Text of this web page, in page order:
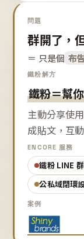
問題
群開了，
＝ 只是個 布
鐵粉解方
鐵粉＝幫
主動分享使
成貼文，互
ENCORE 服務
鐵粉 LINE
公私域閉環
案例